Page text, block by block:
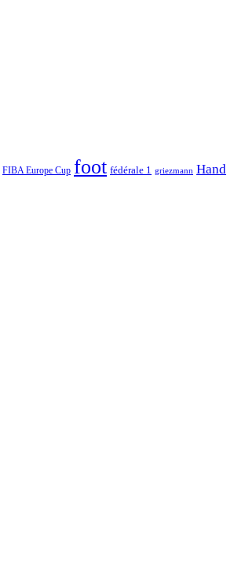
FIBA Europe Cup foot fédérale 1 griezmann Hand